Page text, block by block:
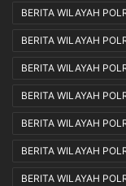
BERITA WILAYAH
BERITA WILAYAH
BERITA WILAYAH
BERITA WILAYAH
BERITA WILAYAH
BERITA WILAYAH
BERITA WILAYAH